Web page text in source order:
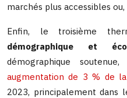
marchés plus accessibles
Enfin, le troisième
démographique et
démographique
augmentation de 3 % de
2023, principalement dans